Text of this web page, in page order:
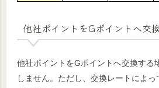
他社ポイントをGポイントへ交
他社ポイントをGポイントへ交換する
しません。ただし、交換レートによ